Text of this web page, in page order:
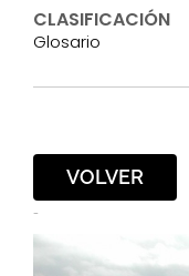
CLASIFICACIÓN
Glosario
VOLVER
-